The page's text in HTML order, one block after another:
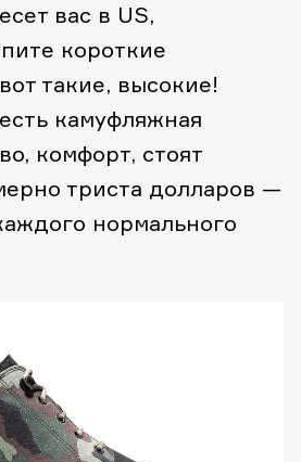
вас в US,
короткие
такие, высокие!
камуфляжная
комфорт, стоят
триста долларов —
нормального